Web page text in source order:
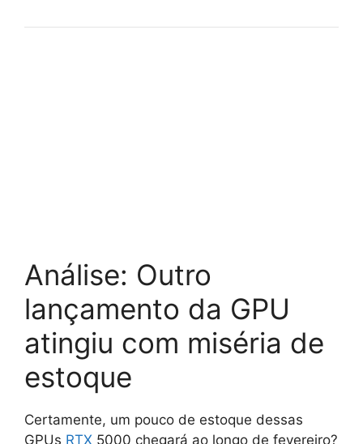
Análise: Outro
lançamento da GPU
atingiu com miséria de
estoque
Certamente, um pouco de estoque dessas
GPUs RTX 5000 chegará ao longo de fevereiro?